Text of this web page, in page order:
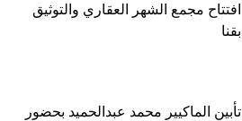
افتتاح مجمع الشهر العقاري والتوثيق
بقنا
تأبين الماكيير محمد عبدالحميد بحضور